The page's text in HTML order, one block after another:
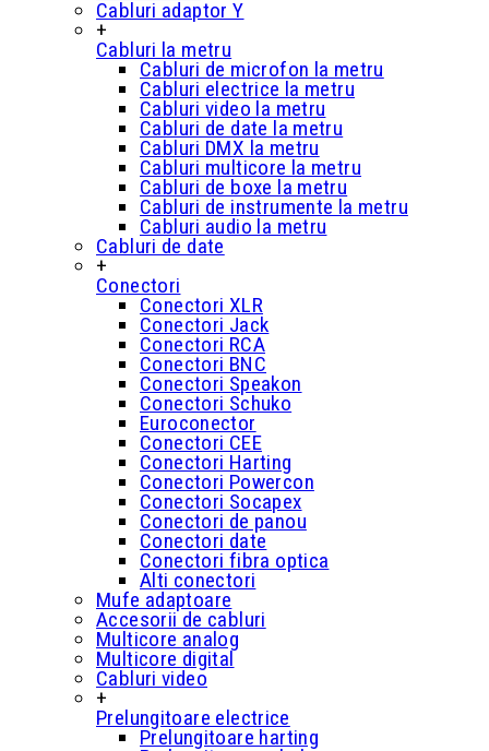
Cabluri adaptor Y
+
Cabluri la metru
Cabluri de microfon la metru
Cabluri electrice la metru
Cabluri video la metru
Cabluri de date la metru
Cabluri DMX la metru
Cabluri multicore la metru
Cabluri de boxe la metru
Cabluri de instrumente la metru
Cabluri audio la metru
Cabluri de date
+
Conectori
Conectori XLR
Conectori Jack
Conectori RCA
Conectori BNC
Conectori Speakon
Conectori Schuko
Euroconector
Conectori CEE
Conectori Harting
Conectori Powercon
Conectori Socapex
Conectori de panou
Conectori date
Conectori fibra optica
Alti conectori
Mufe adaptoare
Accesorii de cabluri
Multicore analog
Multicore digital
Cabluri video
+
Prelungitoare electrice
Prelungitoare harting